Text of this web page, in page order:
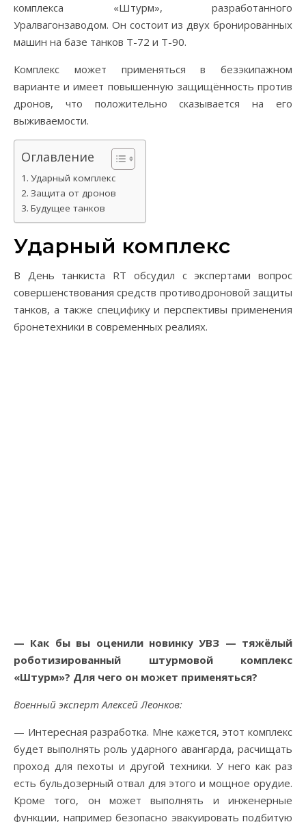
комплекса «Штурм», разработанного
Уралвагонзаводом. Он состоит из двух бронированных
машин на базе танков Т-72 и Т-90.
Комплекс может применяться в безэкипажном
варианте и имеет повышенную защищённость против
дронов, что положительно сказывается на его
выживаемости.
Оглавление
Ударный комплекс
Защита от дронов
Будущее танков
Ударный комплекс
В День танкиста RT обсудил с экспертами вопрос
совершенствования средств противодроновой защиты
танков, а также специфику и перспективы применения
бронетехники в современных реалиях.
— Как бы вы оценили новинку УВЗ — тяжёлый
роботизированный штурмовой комплекс
«Штурм»? Для чего он может применяться?
Военный эксперт Алексей Леонков:
— Интересная разработка. Мне кажется, этот комплекс
будет выполнять роль ударного авангарда, расчищать
проход для пехоты и другой техники. У него как раз
есть бульдозерный отвал для этого и мощное орудие.
Кроме того, он может выполнять и инженерные
функции, например безопасно эвакуировать подбитую